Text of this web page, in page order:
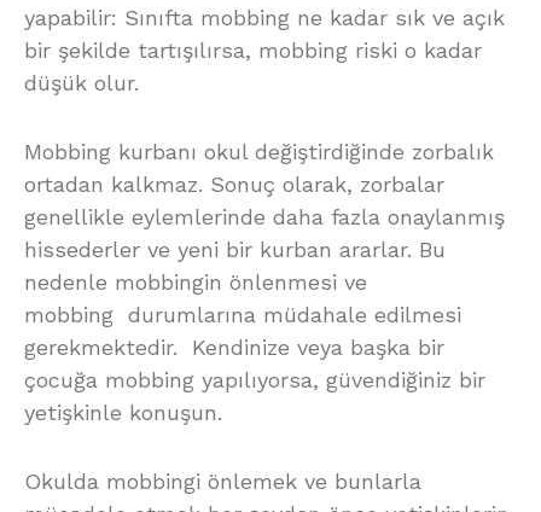
yapabilir: Sınıfta mobbing ne kadar sık ve açık
bir şekilde tartışılırsa, mobbing riski o kadar
düşük olur.
Mobbing kurbanı okul değiştirdiğinde zorbalık
ortadan kalkmaz. Sonuç olarak, zorbalar
genellikle eylemlerinde daha fazla onaylanmış
hissederler ve yeni bir kurban ararlar. Bu
nedenle mobbingin önlenmesi ve
mobbing durumlarına müdahale edilmesi
gerekmektedir. Kendinize veya başka bir
çocuğa mobbing yapılıyorsa, güvendiğiniz bir
yetişkinle konuşun.
Okulda mobbingi önlemek ve bunlarla